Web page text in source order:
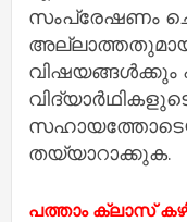
സംപ്രേഷണം
തയ്യാറാക്കുക.
പത്താം ക്ലാസ്